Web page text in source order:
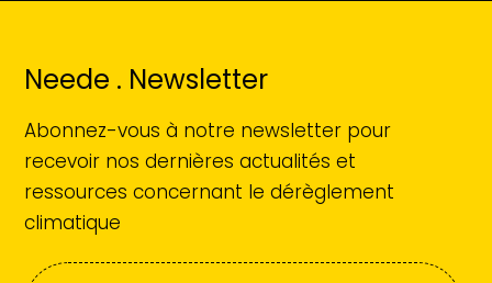
Neede . Newsletter
Abonnez-vous à notre newsletter pour
recevoir nos dernières actualités et
ressources concernant le dérèglement
climatique